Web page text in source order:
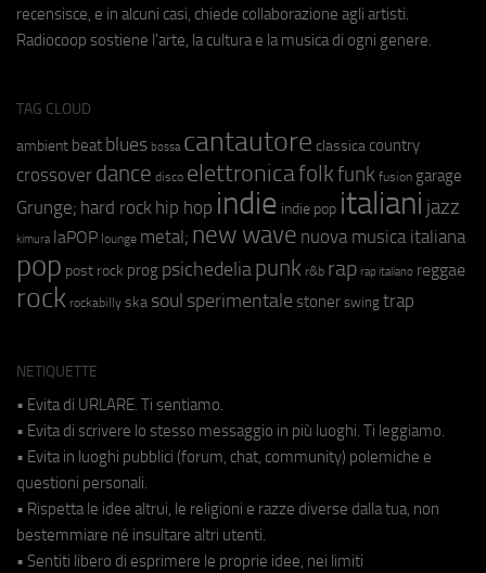
recensisce, e in alcuni casi, chiede collaborazione agli artisti.
Radiocoop sostiene l'arte, la cultura e la musica di ogni genere.
TAG CLOUD
ambient beat blues bossa cantautore classica country
crossover dance disco elettronicafolkfunk fusion garage
Grunge; hard rock hip hop indie indie pop italiani jazz
kimura laPOP lounge metal; new wave nuova musica italiana
pop post rock prog psichedeliapunk r&b rap rap italiano reggae
rock rockabilly ska soul sperimentale stoner swing trap
NETIQUETTE
• Evita di URLARE. Ti sentiamo.
• Evita di scrivere lo stesso messaggio in più luoghi. Ti leggiamo.
• Evita in luoghi pubblici (forum, chat, community) polemiche e
questioni personali.
• Rispetta le idee altrui, le religioni e razze diverse dalla tua, non
bestemmiare né insultare altri utenti.
• Sentiti libero di esprimere le proprie idee, nei limiti